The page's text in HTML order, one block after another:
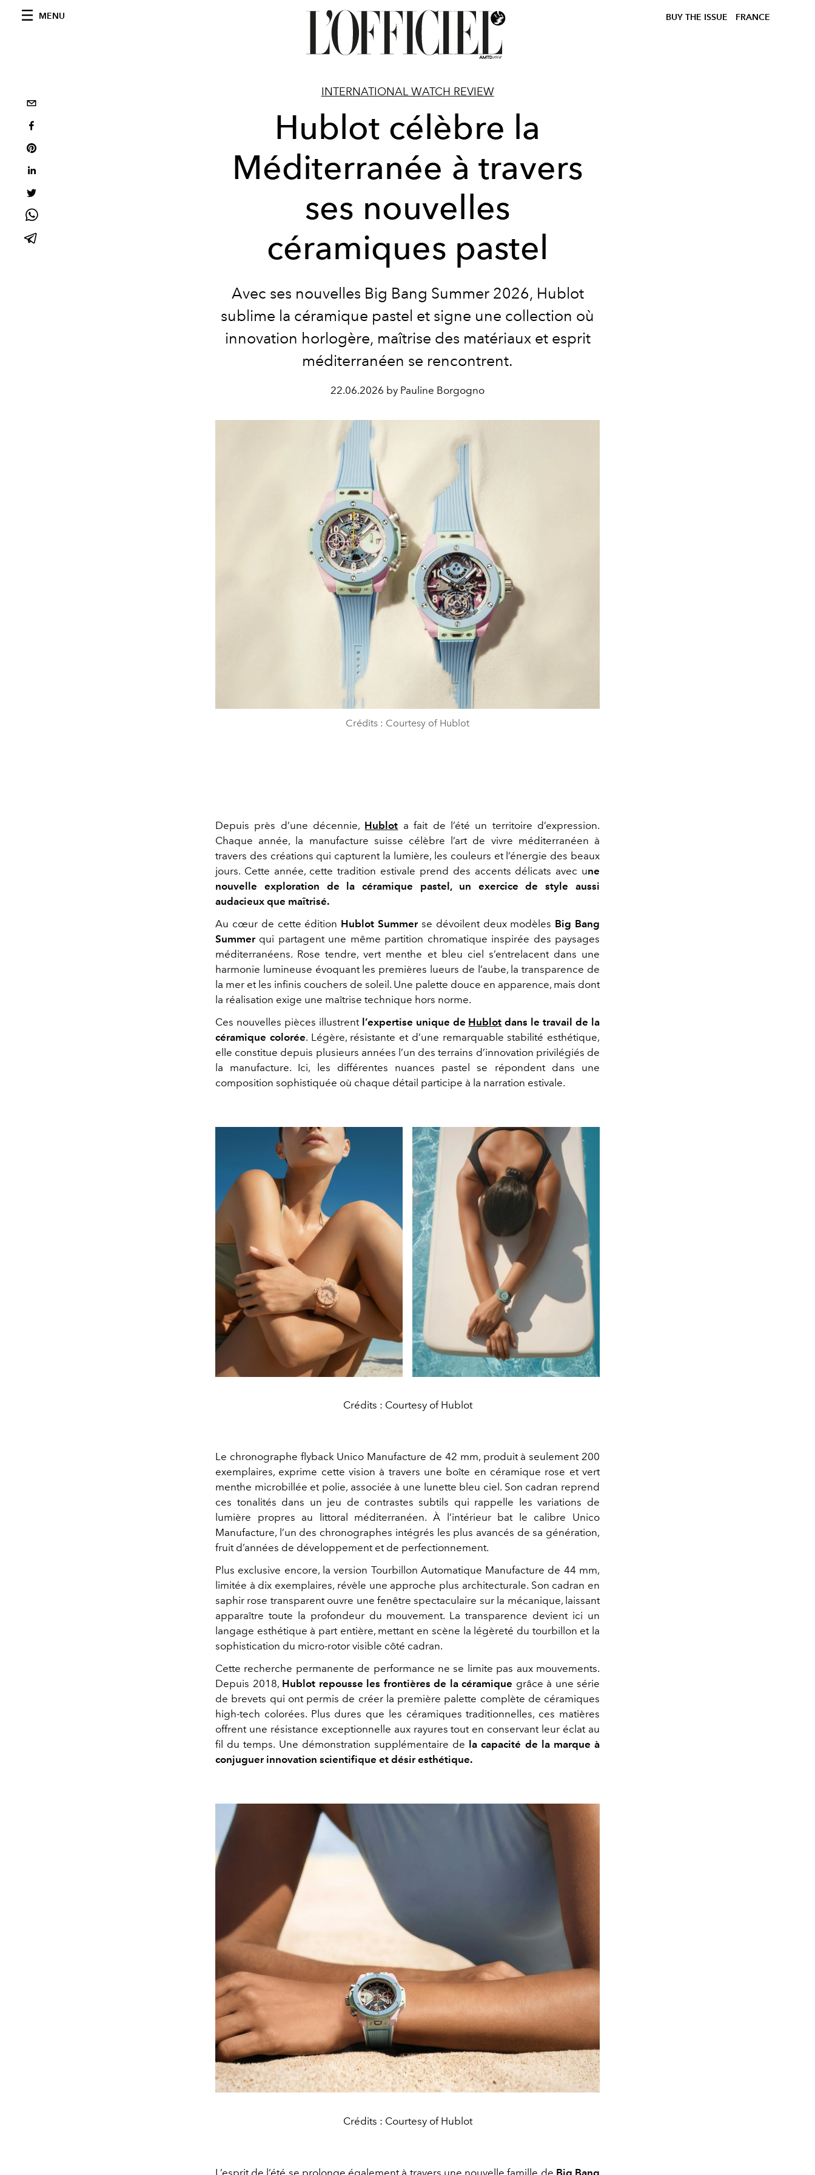
MENU BUY THE ISSUE FRANCE
INTERNATIONAL WATCH REVIEW
Hublot célèbre la
Méditerranée à travers
ses nouvelles
céramiques pastel
Avec ses nouvelles Big Bang Summer 2026, Hublot
sublime la céramique pastel et signe une collection où
innovation horlogère, maîtrise des matériaux et esprit
méditerranéen se rencontrent.
22.06.2026 by Pauline Borgogno
Crédits : Courtesy of Hublot
Depuis près d’une décennie, Hublot a fait de l’été un territoire d’expression.
Chaque année, la manufacture suisse célèbre l’art de vivre méditerranéen à
travers des créations qui capturent la lumière, les couleurs et l’énergie des beaux
jours. Cette année, cette tradition estivale prend des accents délicats avec une
nouvelle exploration de la céramique pastel, un exercice de style aussi
audacieux que maîtrisé.
Au cœur de cette édition Hublot Summerse dévoilent deux modèles Big Bang
Summerqui partagent une même partition chromatique inspirée des paysages
méditerranéens. Rose tendre, vert menthe et bleu ciel s’entrelacent dans une
harmonie lumineuse évoquant les premières lueurs de l’aube, la transparence de
la mer et les infinis couchers de soleil. Une palette douce en apparence, mais dont
la réalisation exige une maîtrise technique hors norme.
Ces nouvelles pièces illustrent l’expertise unique de Hublot dans le travail de la
céramique colorée. Légère, résistante et d’une remarquable stabilité esthétique,
elle constitue depuis plusieurs années l’un des terrains d’innovation privilégiés de
la manufacture. Ici, les différentes nuances pastel se répondent dans une
composition sophistiquée où chaque détail participe à la narration estivale.
Crédits : Courtesy of Hublot
Le chronographe flyback Unico Manufacture de 42 mm, produit à seulement 200
exemplaires, exprime cette vision à travers une boîte en céramique rose et vert
menthe microbillée et polie, associée à une lunette bleu ciel. Son cadran reprend
ces tonalités dans un jeu de contrastes subtils qui rappelle les variations de
lumière propres au littoral méditerranéen. À l’intérieur bat le calibre Unico
Manufacture, l’un des chronographes intégrés les plus avancés de sa génération,
fruit d’années de développement et de perfectionnement.
Plus exclusive encore, la version Tourbillon Automatique Manufacture de 44 mm,
limitée à dix exemplaires, révèle une approche plus architecturale. Son cadran en
saphir rose transparent ouvre une fenêtre spectaculaire sur la mécanique, laissant
apparaître toute la profondeur du mouvement. La transparence devient ici un
langage esthétique à part entière, mettant en scène la légèreté du tourbillon et la
sophistication du micro-rotor visible côté cadran.
Cette recherche permanente de performance ne se limite pas aux mouvements.
Depuis 2018, Hublot repousse les frontières de la céramique grâce à une série
de brevets qui ont permis de créer la première palette complète de céramiques
high-tech colorées. Plus dures que les céramiques traditionnelles, ces matières
offrent une résistance exceptionnelle aux rayures tout en conservant leur éclat au
fil du temps. Une démonstration supplémentaire de la capacité de la marque à
conjuguer innovation scientifique et désir esthétique.
Crédits : Courtesy of Hublot
L’esprit de l’été se prolonge également à travers une nouvelle famille de Big Bang